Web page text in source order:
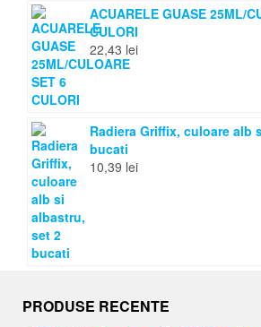
ACUARELE GUASE 25ML/
CULORI
22,43 lei
Radiera Griffix, culoare alb
bucati
10,39 lei
PRODUSE RECENTE